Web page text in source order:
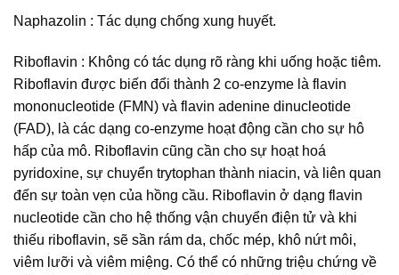
Naphazolin : Tác dụng chống xung huyết.
Riboflavin : Không có tác dụng rõ ràng khi uống hoặc tiêm.
Riboflavin được biến đổi thành 2 co-enzyme là flavin
mononucleotide (FMN) và flavin adenine dinucleotide
(FAD), là các dạng co-enzyme hoạt động cần cho sự hô
hấp của mô. Riboflavin cũng cần cho sự hoạt hoá
pyridoxine, sự chuyển trytophan thành niacin, và liên quan
đến sự toàn vẹn của hồng cầu. Riboflavin ở dạng flavin
nucleotide cần cho hệ thống vận chuyển điện tử và khi
thiếu riboflavin, sẽ sần rám da, chốc mép, khô nứt môi,
viêm lưỡi và viêm miệng. Có thể có những triệu chứng về